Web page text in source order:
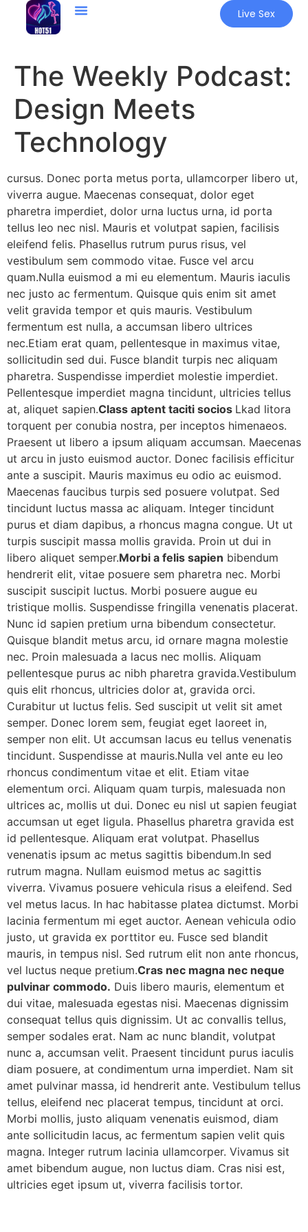
Live Sex
The Weekly Podcast:
Design Meets
Technology
cursus. Donec porta metus porta, ullamcorper libero ut,
viverra augue. Maecenas consequat, dolor eget
pharetra imperdiet, dolor urna luctus urna, id porta
tellus leo nec nisl. Mauris et volutpat sapien, facilisis
eleifend felis. Phasellus rutrum purus risus, vel
vestibulum sem commodo vitae. Fusce vel arcu
quam.Nulla euismod a mi eu elementum. Mauris iaculis
nec justo ac fermentum. Quisque quis enim sit amet
velit gravida tempor et quis mauris. Vestibulum
fermentum est nulla, a accumsan libero ultrices
nec.Etiam erat quam, pellentesque in maximus vitae,
sollicitudin sed dui. Fusce blandit turpis nec aliquam
pharetra. Suspendisse imperdiet molestie imperdiet.
Pellentesque imperdiet magna tincidunt, ultricies tellus
at, aliquet sapien.Class aptent taciti socios Lkad litora
torquent per conubia nostra, per inceptos himenaeos.
Praesent ut libero a ipsum aliquam accumsan. Maecenas
ut arcu in justo euismod auctor. Donec facilisis efficitur
ante a suscipit. Mauris maximus eu odio ac euismod.
Maecenas faucibus turpis sed posuere volutpat. Sed
tincidunt luctus massa ac aliquam. Integer tincidunt
purus et diam dapibus, a rhoncus magna congue. Ut ut
turpis suscipit massa mollis gravida. Proin ut dui in
libero aliquet semper.Morbi a felis sapien bibendum
hendrerit elit, vitae posuere sem pharetra nec. Morbi
suscipit suscipit luctus. Morbi posuere augue eu
tristique mollis. Suspendisse fringilla venenatis placerat.
Nunc id sapien pretium urna bibendum consectetur.
Quisque blandit metus arcu, id ornare magna molestie
nec. Proin malesuada a lacus nec mollis. Aliquam
pellentesque purus ac nibh pharetra gravida.Vestibulum
quis elit rhoncus, ultricies dolor at, gravida orci.
Curabitur ut luctus felis. Sed suscipit ut velit sit amet
semper. Donec lorem sem, feugiat eget laoreet in,
semper non elit. Ut accumsan lacus eu tellus venenatis
tincidunt. Suspendisse at mauris.Nulla vel ante eu leo
rhoncus condimentum vitae et elit. Etiam vitae
elementum orci. Aliquam quam turpis, malesuada non
ultrices ac, mollis ut dui. Donec eu nisl ut sapien feugiat
accumsan ut eget ligula. Phasellus pharetra gravida est
id pellentesque. Aliquam erat volutpat. Phasellus
venenatis ipsum ac metus sagittis bibendum.In sed
rutrum magna. Nullam euismod metus ac sagittis
viverra. Vivamus posuere vehicula risus a eleifend. Sed
vel metus lacus. In hac habitasse platea dictumst. Morbi
lacinia fermentum mi eget auctor. Aenean vehicula odio
justo, ut gravida ex porttitor eu. Fusce sed blandit
mauris, in tempus nisl. Sed rutrum elit non ante rhoncus,
vel luctus neque pretium.Cras nec magna nec neque
pulvinar commodo. Duis libero mauris, elementum et
dui vitae, malesuada egestas nisi. Maecenas dignissim
consequat tellus quis dignissim. Ut ac convallis tellus,
semper sodales erat. Nam ac nunc blandit, volutpat
nunc a, accumsan velit. Praesent tincidunt purus iaculis
diam posuere, at condimentum urna imperdiet. Nam sit
amet pulvinar massa, id hendrerit ante. Vestibulum tellus
tellus, eleifend nec placerat tempus, tincidunt at orci.
Morbi mollis, justo aliquam venenatis euismod, diam
ante sollicitudin lacus, ac fermentum sapien velit quis
magna. Integer rutrum lacinia ullamcorper. Vivamus sit
amet bibendum augue, non luctus diam. Cras nisi est,
ultricies eget ipsum ut, viverra facilisis tortor.